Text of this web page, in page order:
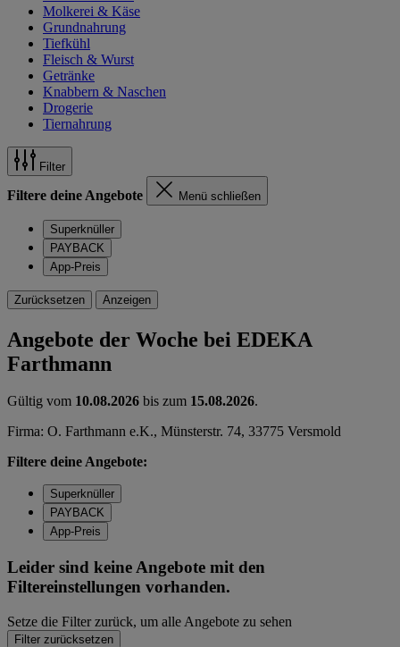
Molkerei & Käse
Grundnahrung
Tiefkühl
Fleisch & Wurst
Getränke
Knabbern & Naschen
Drogerie
Tiernahrung
Filter
Filtere deine Angebote Menü schließen
Superknüller
PAYBACK
App-Preis
Zurücksetzen Anzeigen
Angebote der Woche bei EDEKA
Farthmann
Gültig vom 10.08.2026 bis zum 15.08.2026.
Firma: O. Farthmann e.K., Münsterstr. 74, 33775 Versmold
Filtere deine Angebote:
Superknüller
PAYBACK
App-Preis
Leider sind keine Angebote mit den
Filtereinstellungen vorhanden.
Setze die Filter zurück, um alle Angebote zu sehen
Filter zurücksetzen